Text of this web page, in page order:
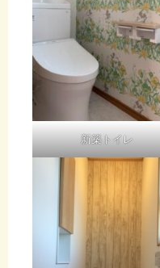
新築トイレ